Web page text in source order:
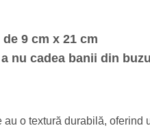
9 cm x 21 cm
nu cadea banii din
o textură durabilă, oferind